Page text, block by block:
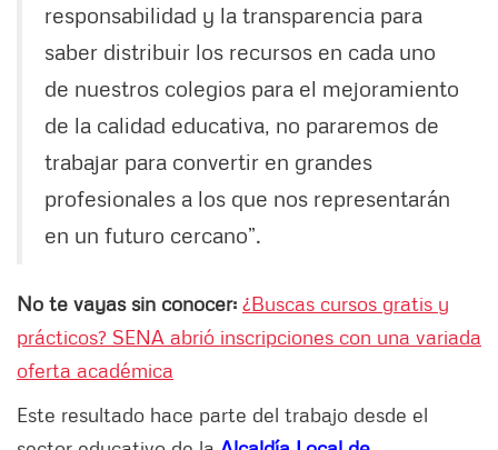
responsabilidad y la transparencia para
saber distribuir los recursos en cada uno
de nuestros colegios para el mejoramiento
de la calidad educativa, no pararemos de
trabajar para convertir en grandes
profesionales a los que nos representarán
en un futuro cercano”.
No te vayas sin conocer: ¿Buscas cursos gratis y
prácticos? SENA abrió inscripciones con una variada
oferta académica
Este resultado hace parte del trabajo desde el